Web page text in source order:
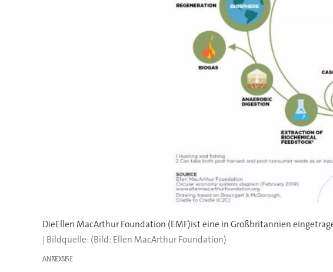
(Bild: Ellen MacArthur Foundation)
ANZEIGE